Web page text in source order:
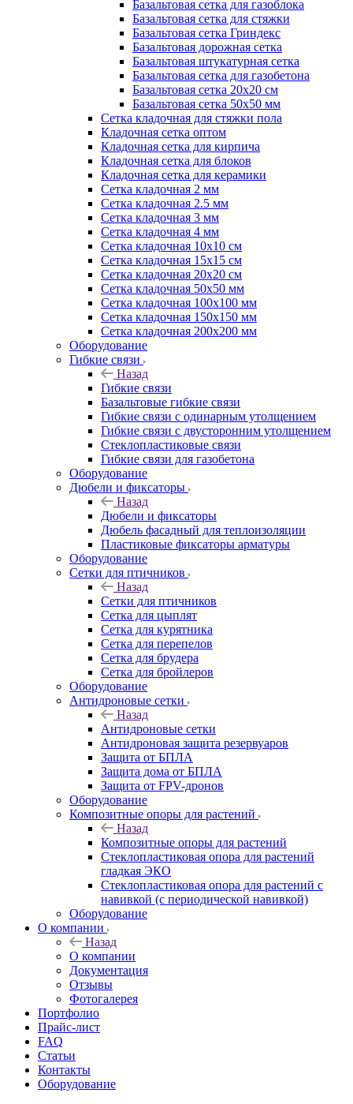
Базальтовая сетка для газоблока
Базальтовая сетка для стяжки
Базальтовая сетка Гриндекс
Базальтовая дорожная сетка
Базальтовая штукатурная сетка
Базальтовая сетка для газобетона
Базальтовая сетка 20x20 см
Базальтовая сетка 50x50 мм
Сетка кладочная для стяжки пола
Кладочная сетка оптом
Кладочная сетка для кирпича
Кладочная сетка для блоков
Кладочная сетка для керамики
Сетка кладочная 2 мм
Сетка кладочная 2.5 мм
Сетка кладочная 3 мм
Сетка кладочная 4 мм
Сетка кладочная 10x10 см
Сетка кладочная 15x15 см
Сетка кладочная 20x20 см
Сетка кладочная 50x50 мм
Сетка кладочная 100x100 мм
Сетка кладочная 150x150 мм
Сетка кладочная 200x200 мм
Оборудование
Гибкие связи
Назад
Гибкие связи
Базальтовые гибкие связи
Гибкие связи с одинарным утолщением
Гибкие связи с двусторонним утолщением
Стеклопластиковые связи
Гибкие связи для газобетона
Оборудование
Дюбели и фиксаторы
Назад
Дюбели и фиксаторы
Дюбель фасадный для теплоизоляции
Пластиковые фиксаторы арматуры
Оборудование
Сетки для птичников
Назад
Сетки для птичников
Сетка для цыплят
Сетка для курятника
Сетка для перепелов
Сетка для брудера
Сетка для бройлеров
Оборудование
Антидроновые сетки
Назад
Антидроновые сетки
Антидроновая защита резервуаров
Защита от БПЛА
Защита дома от БПЛА
Защита от FPV-дронов
Оборудование
Композитные опоры для растений
Назад
Композитные опоры для растений
Стеклопластиковая опора для растений
гладкая ЭКО
Стеклопластиковая опора для растений с
навивкой (с периодической навивкой)
Оборудование
О компании
Назад
О компании
Документация
Отзывы
Фотогалерея
Портфолио
Прайс-лист
FAQ
Статьи
Контакты
Оборудование